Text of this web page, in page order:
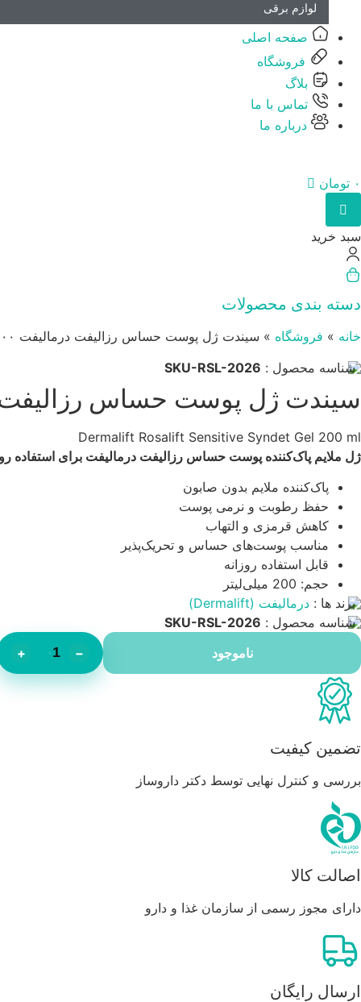
لوازم برقی
صفحه اصلی
فروشگاه
بلاگ
تماس با ما
درباره ما
۰ تومان
سبد خرید
دسته بندی محصولات
خانه » فروشگاه » سیندت ژل پوست حساس رزالیفت درمالیفت ۲۰۰ میل
شناسه محصول : SKU-RSL-2026
سیندت ژل پوست حساس رزالیفت
Dermalift Rosalift Sensitive Syndet Gel 200 ml
ژل ملایم پاک‌کننده پوست حساس رزالیفت درمالیفت برای
پاک‌کننده ملایم بدون صابون
حفظ رطوبت و نرمی پوست
کاهش قرمزی و التهاب
مناسب پوست‌های حساس و تحریک‌پذیر
قابل استفاده روزانه
حجم: 200 میلی‌لیتر
برند ها : درمالیفت (Dermalift)
شناسه محصول : SKU-RSL-2026
ناموجود
−
+
تضمین کیفیت
بررسی و کنترل نهایی توسط دکتر داروساز
اصالت کالا
دارای مجوز رسمی از سازمان غذا و دارو
ارسال رایگان